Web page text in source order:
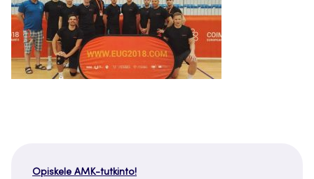
Opiskele AMK-tutkinto!